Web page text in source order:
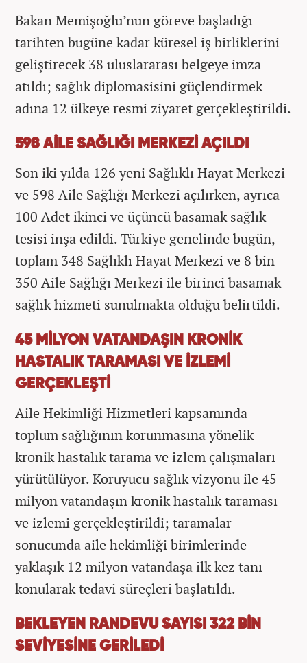
Bakan Memişoğlu’nun göreve başladığı
tarihten bugüne kadar küresel iş birliklerini
geliştirecek 38 uluslararası belgeye imza
atıldı; sağlık diplomasisini güçlendirmek
adına 12 ülkeye resmi ziyaret gerçekleştirildi.
598 AİLE SAĞLIĞI MERKEZİ AÇILDI
Son iki yılda 126 yeni Sağlıklı Hayat Merkezi
ve 598 Aile Sağlığı Merkezi açılırken, ayrıca
100 Adet ikinci ve üçüncü basamak sağlık
tesisi inşa edildi. Türkiye genelinde bugün,
toplam 348 Sağlıklı Hayat Merkezi ve 8 bin
350 Aile Sağlığı Merkezi ile birinci basamak
sağlık hizmeti sunulmakta olduğu belirtildi.
45 MİLYON VATANDAŞIN KRONİK
HASTALIK TARAMASI VE İZLEMİ
GERÇEKLEŞTİ
Aile Hekimliği Hizmetleri kapsamında
toplum sağlığının korunmasına yönelik
kronik hastalık tarama ve izlem çalışmaları
yürütülüyor. Koruyucu sağlık vizyonu ile 45
milyon vatandaşın kronik hastalık taraması
ve izlemi gerçekleştirildi; taramalar
sonucunda aile hekimliği birimlerinde
yaklaşık 12 milyon vatandaşa ilk kez tanı
konularak tedavi süreçleri başlatıldı.
BEKLEYEN RANDEVU SAYISI 322 BİN
SEVİYESİNE GERİLEDİ